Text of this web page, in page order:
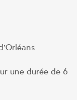
une durée de 6